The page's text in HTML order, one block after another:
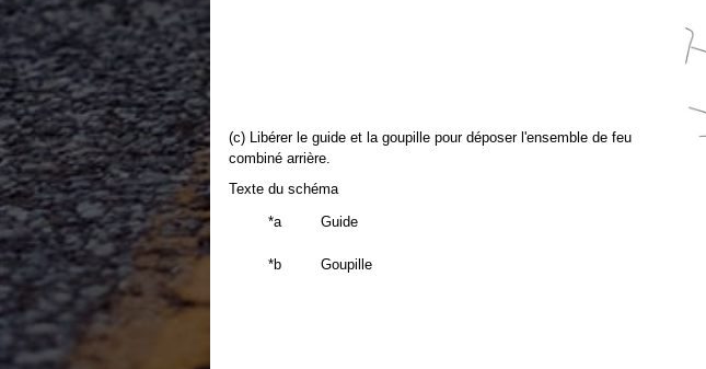
(c) Libérer le guide et la goupille pour déposer l'ensemble de feu
combiné arrière.
Texte du schéma
*a
Guide
*b Goupille